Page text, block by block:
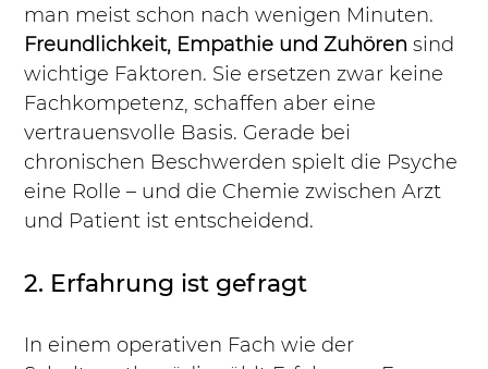
man meist schon nach wenigen Minuten.
Freundlichkeit, Empathie und Zuhören sind
wichtige Faktoren. Sie ersetzen zwar keine
Fachkompetenz, schaffen aber eine
vertrauensvolle Basis. Gerade bei
chronischen Beschwerden spielt die Psyche
eine Rolle – und die Chemie zwischen Arzt
und Patient ist entscheidend.
2. Erfahrung ist gefragt
In einem operativen Fach wie der